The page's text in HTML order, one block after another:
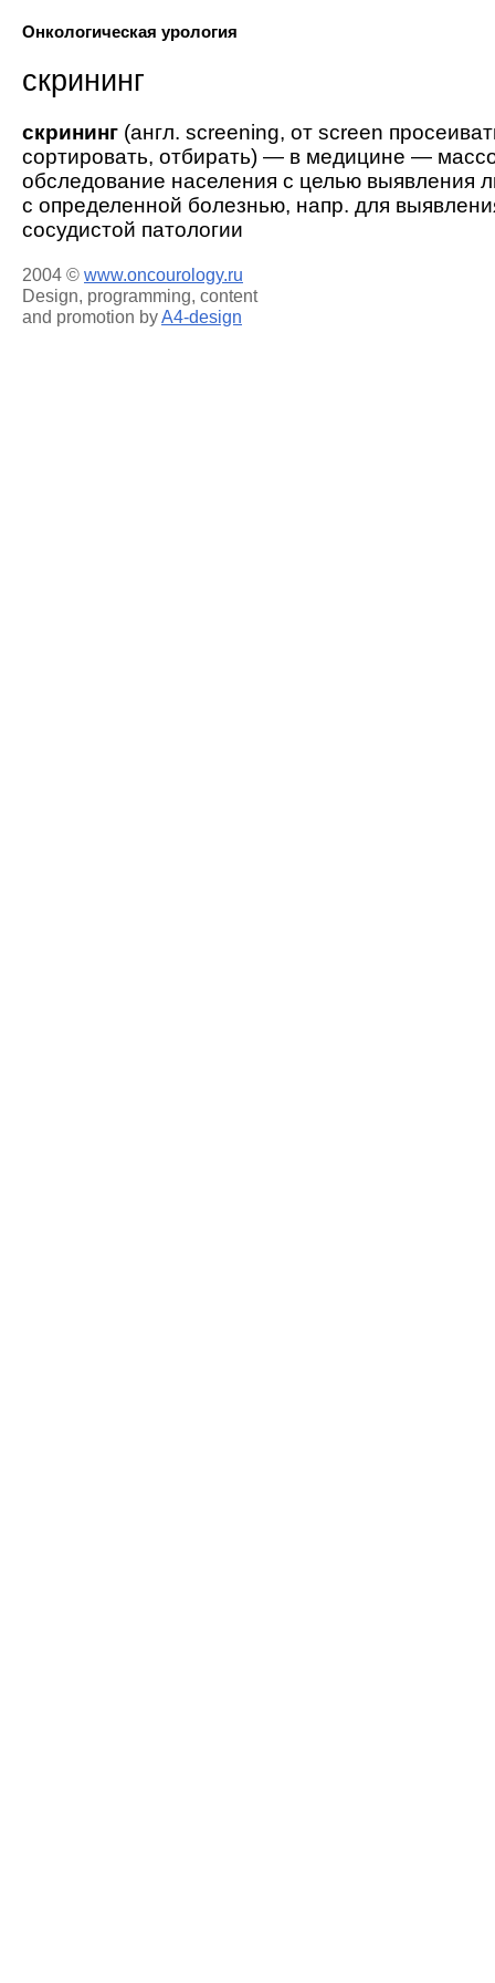
Онкологическая урология
скрининг
скрининг (англ. screening, от screen
сортировать, отбирать) — в медицине —
обследование населения с целью выявления
с определенной болезнью, напр. для
сосудистой патологии
2004 © www.oncourology.ru
Design, programming, content
and promotion byA4-design